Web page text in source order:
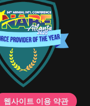
웹사이트 이용 약관